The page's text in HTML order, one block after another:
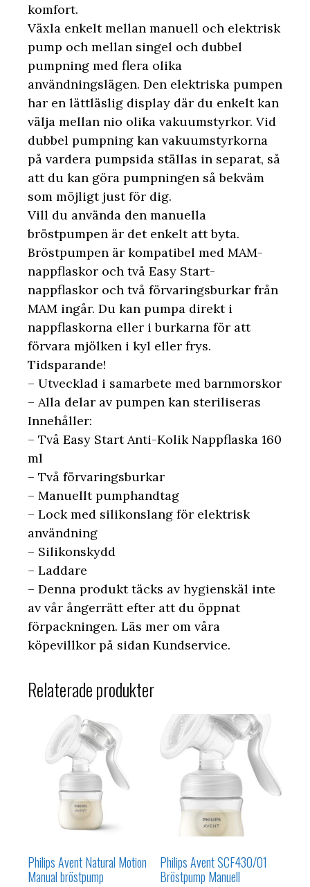
komfort.
Växla enkelt mellan manuell och elektrisk
pump och mellan singel och dubbel
pumpning med flera olika
användningslägen. Den elektriska pumpen
har en lättläslig display där du enkelt kan
välja mellan nio olika vakuumstyrkor. Vid
dubbel pumpning kan vakuumstyrkorna
på vardera pumpsida ställas in separat, så
att du kan göra pumpningen så bekväm
som möjligt just för dig.
Vill du använda den manuella
bröstpumpen är det enkelt att byta.
Bröstpumpen är kompatibel med MAM-
nappflaskor och två Easy Start-
nappflaskor och två förvaringsburkar från
MAM ingår. Du kan pumpa direkt i
nappflaskorna eller i burkarna för att
förvara mjölken i kyl eller frys.
Tidsparande!
– Utvecklad i samarbete med barnmorskor
– Alla delar av pumpen kan steriliseras
Innehåller:
– Två Easy Start Anti-Kolik Nappflaska 160
ml
– Två förvaringsburkar
– Manuellt pumphandtag
– Lock med silikonslang för elektrisk
användning
– Silikonskydd
– Laddare
– Denna produkt täcks av hygienskäl inte
av vår ångerrätt efter att du öppnat
förpackningen. Läs mer om våra
köpevillkor på sidan Kundservice.
Relaterade produkter
Philips Avent Natural Motion
Manual bröstpump
Philips Avent SCF430/01
Bröstpump Manuell